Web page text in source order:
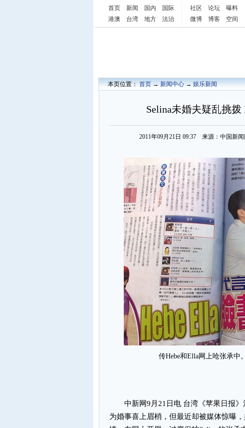
首页 新闻 国内
国际
港澳
台湾 地方 法治
社区 论坛
曝料
微博
博客 空间
本页位置：首页→新闻中心→娱乐新闻
Selina未婚夫疑乱挑拨
2011年09月21日 09:37 来源：中国新
传Hebe和Ella网上呛张承中
中新网9月21日电 台湾《苹果日报》
为婚事喜上眉梢，但最近却被媒体惊曝